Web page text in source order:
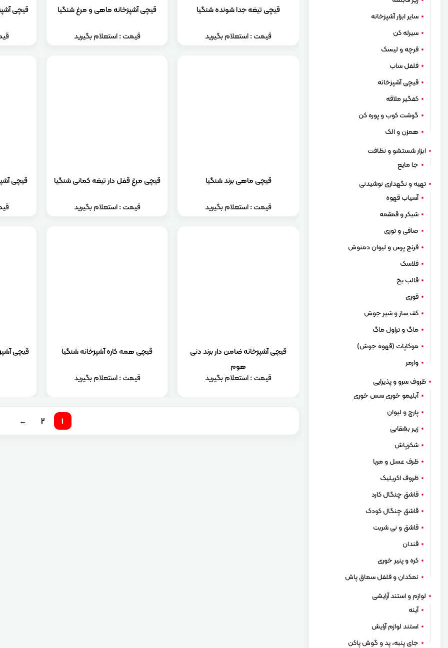
سایر ابزار آشپزخانه
سیرله کن
فرچه و لیسک
فلفل ساب
قیچی آشپزخانه
کفگیر ملاقه
گوشت کوب و پوره کن
همزن و الک
ابزار شستشو و نظافت
جا مایع
تهیه و نگهداری نوشیدنی
آسیاب قهوه
شیکر و قمقمه
صافی و توری
فرنچ پرس و لیوان دمنوش
فلاسک
قالب یخ
قوری
کف ساز و شیر جوش
ماگ و تراول ماگ
موکاپات (قهوه جوش)
وارمر
ظروف سرو و پذیرایی
آبلیمو خوری سس خوری
پارچ و لیوان
زیر بشقابی
شکرپاش
ظرف عسل و مربا
ظروف اکریلیک
قاشق چنگال کارد
قاشق چنگال کودک
قاشق و نی شربت
قندان
کره و پنیر خوری
نمکدان و فلفل سماق پاش
لوازم و استند آرایشی
آینه
استند لوازم آرایش
جای پنبه، پد و گوش پاکن
قیچی تیغه جدا شونده شنگیا
قیمت : استعلام بگیرید
قیچی آشپزخانه ماهی و مرغ شنگیا
قیمت : استعلام بگیرید
قیچی
قیچی ماهی برند شنگیا
قیمت : استعلام بگیرید
قیچی مرغ قفل دار تیغه کمانی شنگیا
قیمت : استعلام بگیرید
قیچی
قیچی آشپزخانه ضامن دار برند دنی
هوم
قیمت : استعلام بگیرید
قیچی همه کاره آشپزخانه شنگیا
قیمت : استعلام بگیرید
قیچی
1
2
←